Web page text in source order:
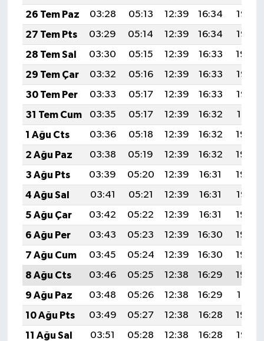
26 Tem Paz
03:28 05:13 12:39 16:34
19:56
27 Tem Pts
03:29 05:14 12:39 16:34
19:55
28 Tem Sal
03:30 05:15 12:39 16:33
19:54
29 Tem Çar
03:32 05:16 12:39 16:33
19:53
30 Tem Per
03:33 05:17 12:39 16:33
19:52
31 Tem Cum
03:35 05:17 12:39 16:32
19:51
1 Ağu Cts
03:36 05:18 12:39 16:32
19:50
2 Ağu Paz
03:38 05:19 12:39 16:32
19:49
3 Ağu Pts
03:39 05:20 12:39 16:31
19:48
4 Ağu Sal
03:41 05:21 12:39 16:31
19:47
5 Ağu Çar
03:42 05:22 12:39 16:31
19:45
6 Ağu Per
03:43 05:23 12:39 16:30
19:44
7 Ağu Cum
03:45 05:24 12:39 16:30
19:43
8 Ağu Cts
03:46 05:25 12:38 16:29
19:42
9 Ağu Paz
03:48 05:26 12:38 16:29
19:41
10 Ağu Pts
03:49 05:27 12:38 16:28
19:39
11 Ağu Sal
03:51 05:28 12:38 16:28
19:38